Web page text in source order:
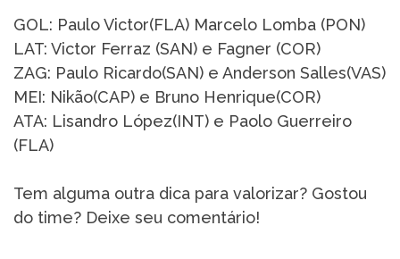
GOL: Paulo Victor(FLA) Marcelo Lomba (PON)
LAT: Victor Ferraz (SAN) e Fagner (COR)
ZAG: Paulo Ricardo(SAN) e Anderson Salles(VAS)
MEI: Nikão(CAP) e Bruno Henrique(COR)
ATA: Lisandro López(INT) e Paolo Guerreiro
(FLA)
Tem alguma outra dica para valorizar? Gostou
do time? Deixe seu comentário!